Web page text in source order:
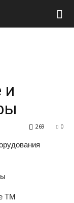
и
0
269
TM